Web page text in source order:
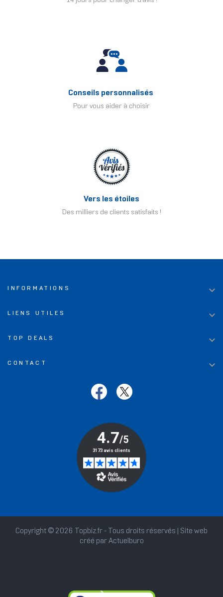
Conseils personnalisés
Pour vous aider à choisir
Vers les étoiles
Des milliers de clients satisfaits !
INFORMATIONS 
LIENS UTILES 
TOP DEALS 
CONTACT 
Copyright © 2026 Topbiz.fr - Tous droits réservés | Site web
créé par Actuelburo